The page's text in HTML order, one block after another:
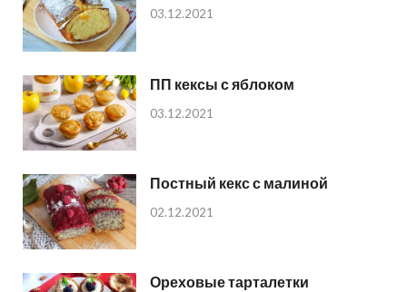
03.12.2021
ПП кексы с яблоком
03.12.2021
Постный кекс с малиной
02.12.2021
Ореховые тарталетки